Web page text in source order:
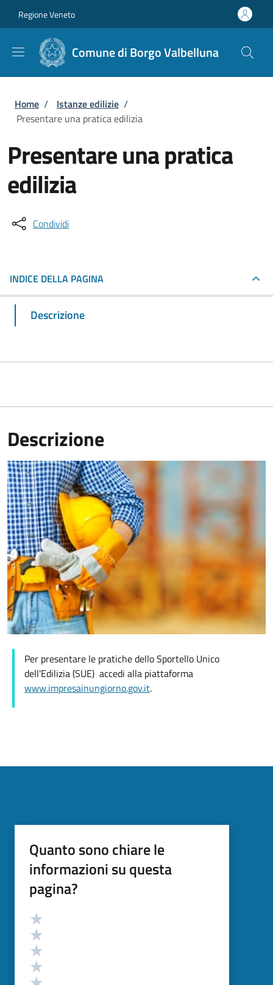
Regione Veneto
Comune di Borgo Valbelluna
Briciole di pane
Home / Istanze edilizie /
Presentare una pratica edilizia
Presentare una pratica
edilizia
Condividi
INDICE DELLA PAGINA
Descrizione
Descrizione
Per presentare le pratiche dello Sportello Unico
dell'Edilizia (SUE) accedi alla piattaforma
www.impresainungiorno.gov.it.
Quanto sono chiare le
informazioni su questa
pagina?
Valutazione